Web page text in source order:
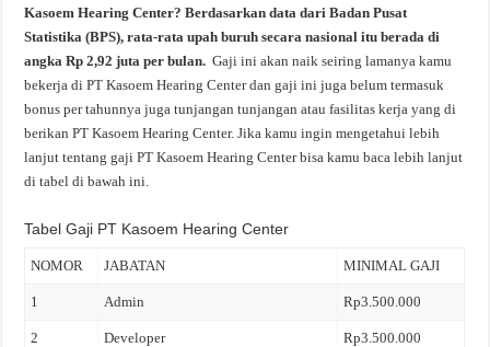
Kasoem Hearing Center? Berdasarkan data dari Badan Pusat
Statistika (BPS), rata-rata upah buruh secara nasional itu berada di
angka Rp 2,92 juta per bulan.Gaji ini akan naik seiring lamanya kamu
bekerja di PT Kasoem Hearing Center dan gaji ini juga belum termasuk
bonus per tahunnya juga tunjangan tunjangan atau fasilitas kerja yang di
berikan PT Kasoem Hearing Center. Jika kamu ingin mengetahui lebih
lanjut tentang gaji PT Kasoem Hearing Center bisa kamu baca lebih lanjut
di tabel di bawah ini.
Tabel Gaji PT Kasoem Hearing Center
NOMOR JABATAN MINIMAL GAJI
1 Admin Rp3.500.000
2 Developer Rp3.500.000